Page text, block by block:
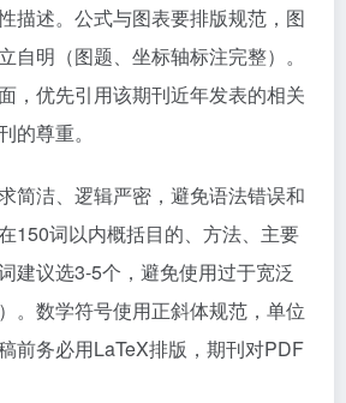
描述。公式与图表要排版规范，图
自明（图题、坐标轴标注完整）。
，优先引用该期刊近年发表的相关
的尊重。
简洁、逻辑严密，避免语法错误和
150词以内概括目的、方法、主要
建议选3-5个，避免使用过于宽泛
。数学符号使用正斜体规范，单位
前务必用LaTeX排版，期刊对PDF